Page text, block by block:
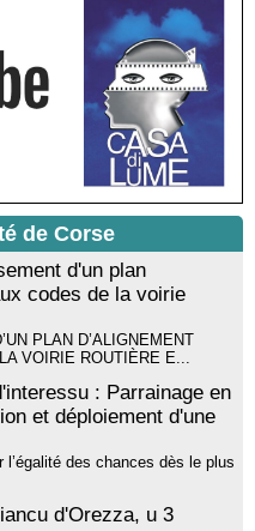
et Monti - I Fulelli
Luciani autour de son
- Mediateca territuriale di
par Annik Meschinet,
sonore, vocale,
territuriale di Santa Lucia di
territuriale di Santa Lucia di
de Corse
d'un plan
codes de la voirie
PLAN D’ALIGNEMENT
VOIRIE ROUTIÈRE E...
: Parrainage en
et déploiement d'une
des chances dès le plus
d'Orezza, u 3